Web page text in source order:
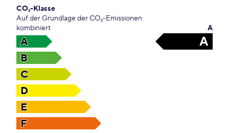
CO₂-Klasse
Auf der Grundlage der CO₂-Emissionen
kombiniert
A
A A
B
C
D
E
F